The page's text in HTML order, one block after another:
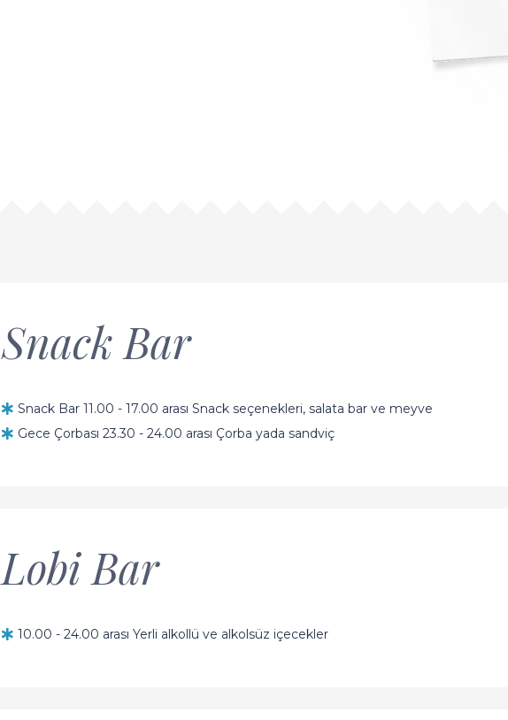
Snack Bar
Snack Bar 11.00 - 17.00 arası Snack seçenekleri, salata bar ve meyve
Gece Çorbası 23.30 - 24.00 arası Çorba yada sandviç
Lobi Bar
10.00 - 24.00 arası Yerli alkollü ve alkolsüz içecekler